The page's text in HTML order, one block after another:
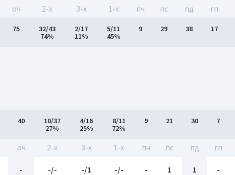
оч 2-x 3-x 1-x пч пс пд гп
75
32/43
74%
2/17
11%
5/11
45%
9 29 38 17
40
10/37
27%
4/16
25%
8/11
72%
9 21 30 7
оч 2-x 3-x 1-x пч пс пд гп
- -/- -/1 -/- - 1 1 -